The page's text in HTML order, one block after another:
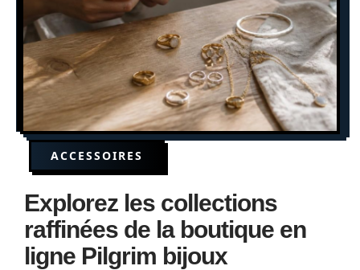
ACCESSOIRES
Explorez les collections
raffinées de la boutique en
ligne Pilgrim bijoux